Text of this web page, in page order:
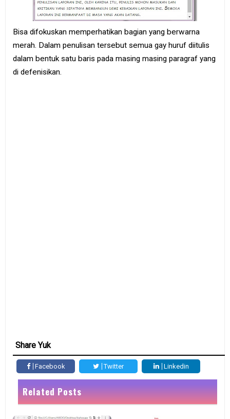
Bisa difokuskan memperhatikan bagian yang berwarna
merah. Dalam penulisan tersebut semua gay huruf diitulis
dalam bentuk satu baris pada masing masing paragraf yang
di defenisikan.
Share Yuk
Facebook Twitter Linkedin
Related Posts